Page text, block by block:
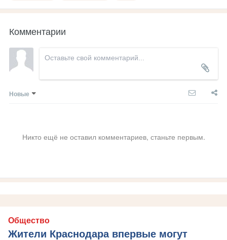
Комментарии
Новые
Никто ещё не оставил комментариев, станьте первым.
Общество
Жители Краснодара впервые могут